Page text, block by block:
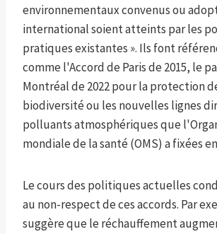
environnementaux convenus ou
international soient atteints par les
pratiques existantes ». Ils font
comme l'Accord de Paris de 2015, le
Montréal de 2022 pour la protection
biodiversité ou les nouvelles lignes
polluants atmosphériques que
mondiale de la santé (OMS) a fixées en
Le cours des politiques actuelles
au non-respect de ces accords. Par
suggère que le réchauffement